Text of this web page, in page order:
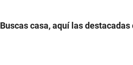
Buscas casa, aquí las destacadas